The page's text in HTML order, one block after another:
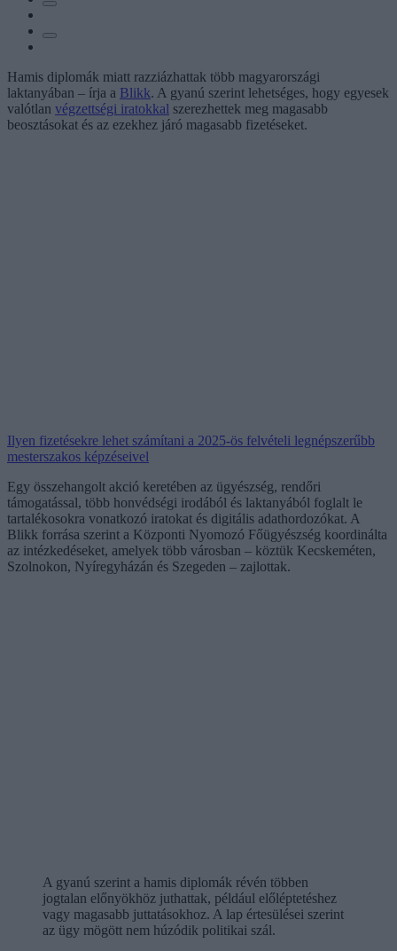
Hamis diplomák miatt razziázhattak több magyarországi
laktanyában – írja a Blikk. A gyanú szerint lehetséges, hogy egyesek
valótlan végzettségi iratokkal szerezhettek meg magasabb
beosztásokat és az ezekhez járó magasabb fizetéseket.
Ilyen fizetésekre lehet számítani a 2025-ös felvételi legnépszerűbb
mesterszakos képzéseivel
Egy összehangolt akció keretében az ügyészség, rendőri
támogatással, több honvédségi irodából és laktanyából foglalt le
tartalékosokra vonatkozó iratokat és digitális adathordozókat. A
Blikk forrása szerint a Központi Nyomozó Főügyészség koordinálta
az intézkedéseket, amelyek több városban – köztük Kecskeméten,
Szolnokon, Nyíregyházán és Szegeden – zajlottak.
A gyanú szerint a hamis diplomák révén többen
jogtalan előnyökhöz juthattak, például előléptetéshez
vagy magasabb juttatásokhoz. A lap értesülései szerint
az ügy mögött nem húzódik politikai szál.